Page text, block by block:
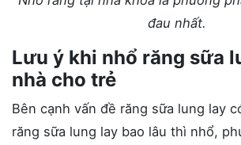
đau nhất.
Lưu ý khi nhổ răng sữa
nhà cho trẻ
Bên cạnh vấn đề răng sữa lung lay
răng sữa lung lay bao lâu thì nhổ,